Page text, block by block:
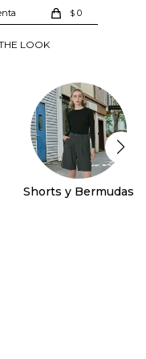
LOOK
$ 0
Shorts y Bermudas